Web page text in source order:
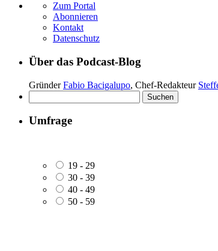
Zum Portal
Abonnieren
Kontakt
Datenschutz
Über das Podcast-Blog
GründerFabio Bacigalupo, Chef-Redakteur
nach:
Umfrage
19 - 29
30 - 39
40 - 49
50 - 59